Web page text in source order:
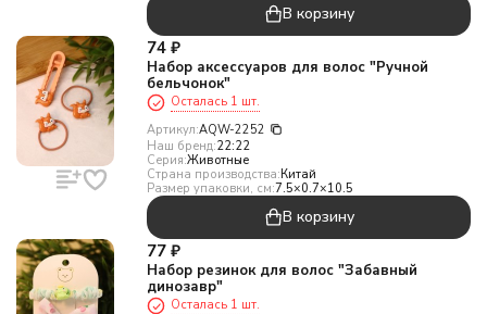
В корзину
74 ₽
Набор аксессуаров для волос "Ручной
бельчонок"
Осталась 1 шт.
Артикул:AQW-2252
Наш бренд:22:22
Серия:Животные
Страна производства:Китай
Размер упаковки, см:7.5×0.7×10.5
В корзину
77 ₽
Набор резинок для волос "Забавный
динозавр"
Осталась 1 шт.